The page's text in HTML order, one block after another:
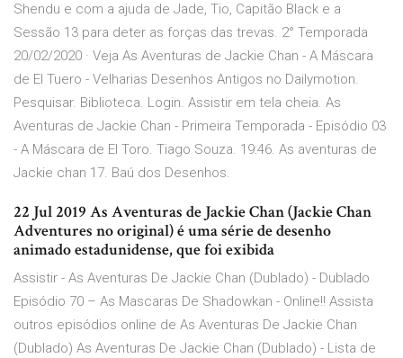
Shendu e com a ajuda de Jade, Tio, Capitão Black e a
Sessão 13 para deter as forças das trevas. 2° Temporada
20/02/2020 · Veja As Aventuras de Jackie Chan - A Máscara
de El Tuero - Velharias Desenhos Antigos no Dailymotion.
Pesquisar. Biblioteca. Login. Assistir em tela cheia. As
Aventuras de Jackie Chan - Primeira Temporada - Episódio 03
- A Máscara de El Toro. Tiago Souza. 19:46. As aventuras de
Jackie chan 17. Baú dos Desenhos.
22 Jul 2019 As Aventuras de Jackie Chan (Jackie Chan
Adventures no original) é uma série de desenho
animado estadunidense, que foi exibida
Assistir - As Aventuras De Jackie Chan (Dublado) - Dublado
Episódio 70 – As Mascaras De Shadowkan - Online!! Assista
outros episódios online de As Aventuras De Jackie Chan
(Dublado) As Aventuras De Jackie Chan (Dublado) - Lista de